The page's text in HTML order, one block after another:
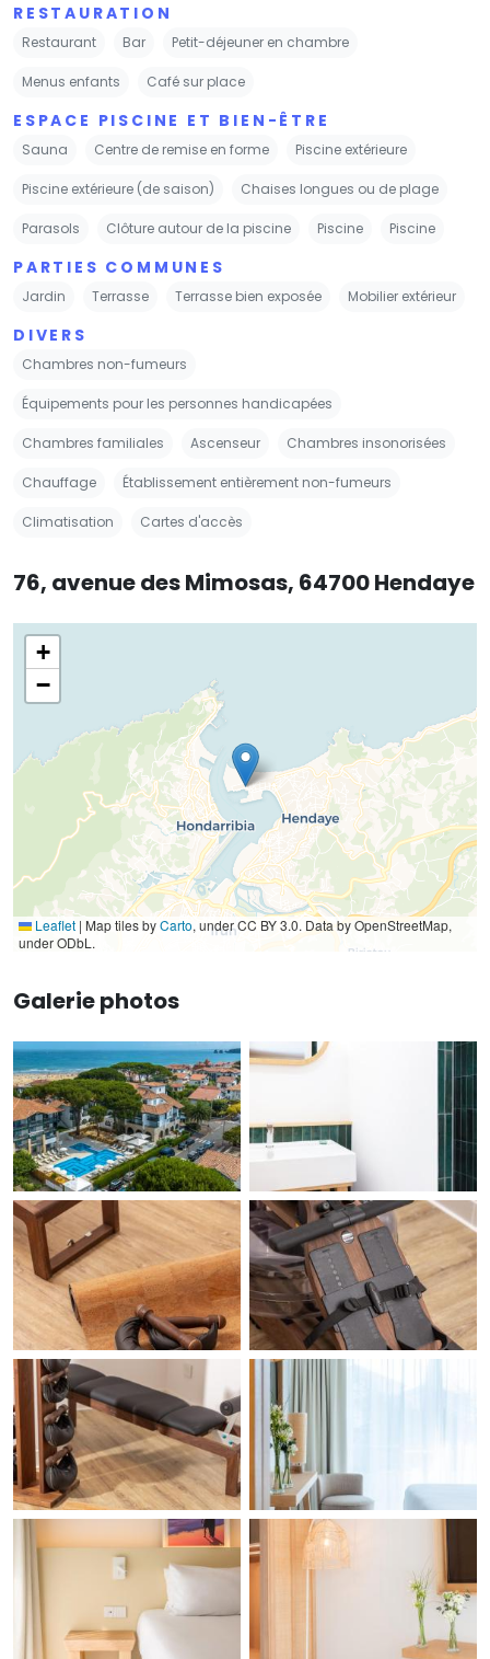
RESTAURATION
Restaurant Bar Petit-déjeuner en chambre
Menus enfants Café sur place
ESPACE PISCINE ET BIEN-ÊTRE
Sauna Centre de remise en forme Piscine extérieure
Piscine extérieure (de saison) Chaises longues ou de plage
Parasols Clôture autour de la piscine Piscine Piscine
PARTIES COMMUNES
Jardin Terrasse Terrasse bien exposée Mobilier extérieur
DIVERS
Chambres non-fumeurs
Équipements pour les personnes handicapées
Chambres familiales Ascenseur Chambres insonorisées
Chauffage Établissement entièrement non-fumeurs
Climatisation Cartes d'accès
76, avenue des Mimosas, 64700 Hendaye
+
−
Leaflet | Map tiles byCarto, under CC BY 3.0. Data by OpenStreetMap,
under ODbL.
Galerie photos